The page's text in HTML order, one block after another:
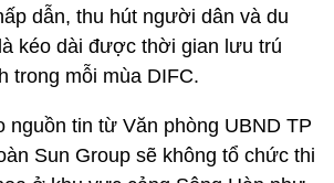
dẫn, thu hút người dân và du
kéo dài được thời gian lưu trú
trong mỗi mùa DIFC.
nguồn tin từ Văn phòng UBND TP
Sun Group sẽ không tổ chức thi